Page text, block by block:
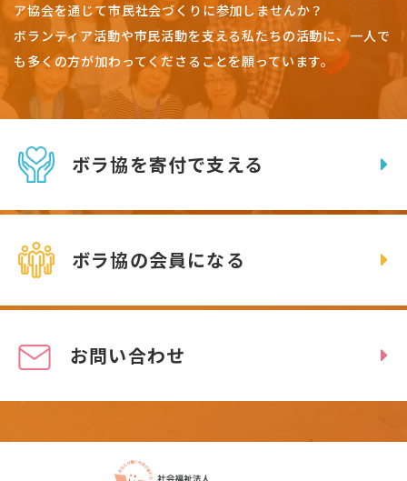
ア協会を通じて市民社会づくりに参加しませんか？
ボランティア活動や市民活動を支える私たちの活動に、一人で
も多くの方が加わってくださることを願っています。
ボラ協を寄付で支える
ボラ協の会員になる
お問い合わせ